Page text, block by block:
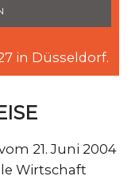
21. Juni 2004
Wirtschaft
in Düsseldorf.